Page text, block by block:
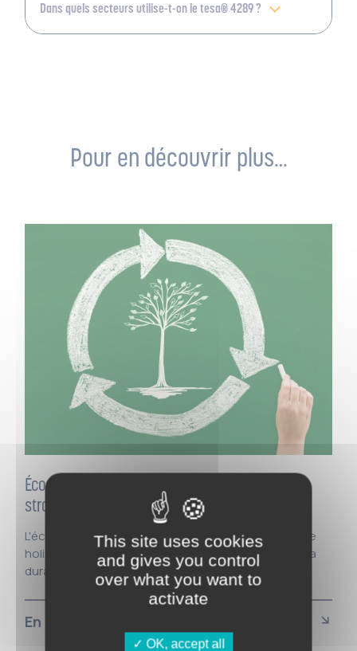
Dans quels secteurs utilise-t-on le tesa® 4289 ?
Pour en découvrir plus…
Éco-conception des emballages : un levier
stratégique pour un avenir durable
L'éco-conception des emballages est une approche
holistique qui intègre le design, la fonctionnalité et la
durabilité...
En savoir plus
This site uses cookies
and gives you control
over what you want to
activate
OK, accept all